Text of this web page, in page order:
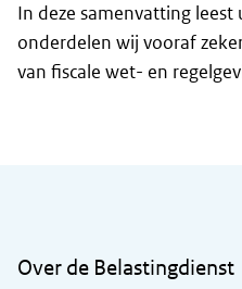
In deze samenvatting leest
onderdelen wij vooraf
van fiscale wet- en
Over de Belastingdienst